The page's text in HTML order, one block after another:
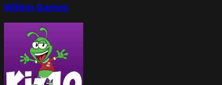
Wilkin Games